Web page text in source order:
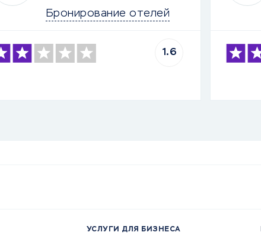
Бронирование отелей
1.6
УСЛУГИ ДЛЯ БИЗНЕСА